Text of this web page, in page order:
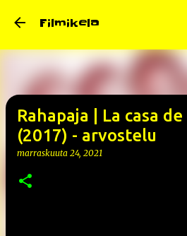
Filmikela
Rahapaja | La casa
(2017) - arvostelu
marraskuuta 24, 2021